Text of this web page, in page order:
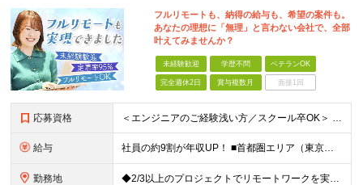
フルリモートも、納得の給与も、希望の案件も。
あなたの理想に「無理」と言わない会社で、全部
叶えてみませんか？
未経験歓迎 学歴不問 ベテランOK
完全週休2日 賞与複数月 面接1回
応募資格 ＜エンジニアのご経験浅い方／スクール卒OK＞ ◆学歴不問 ◆未経験OK ＜こんな方は大歓迎！＞ ◎今の収入に不満がある方 ◎新しい言語・スキルに挑戦したい方 ◎腰を据えて活躍したい方 ◎頑張りを評価
給与 社員の約9割が年収UP！ ■首都圏エリア（東京、神奈川、千葉、埼玉勤務） 月給25万円～26万円（固定残業代含む） ※固定残業代は、時間外労働の有無に関わらず17時間分を30,000円～31,200
勤務地 ◆2/3以上のプロジェクトでリモートワークを実施中！ ≪自社拠点≫ ・東京本社／東京都千代田区丸の内二丁目6番1号 丸の内パークビルディング6階 ・関西支社／⼤阪府⼤阪市中央区安⼟町2-3-13 ⼤